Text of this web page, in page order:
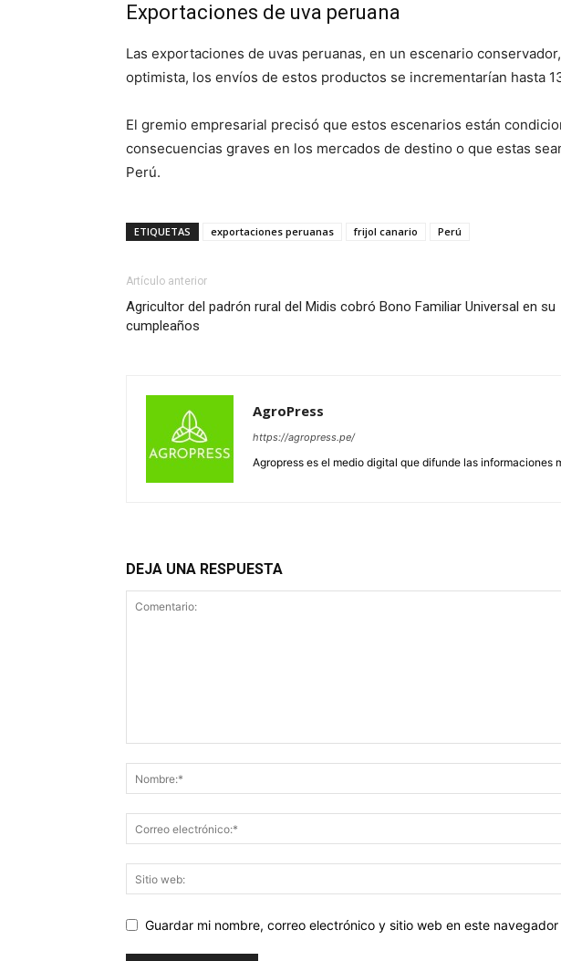
Exportaciones de uva peruana
Las exportaciones de uvas peruanas, en un escenario
optimista, los envíos de estos productos se incrementarían hasta
El gremio empresarial precisó que estos escenarios están
consecuencias graves en los mercados de destino o que estas
Perú.
ETIQUETAS exportaciones peruanas frijol canario Perú
Artículo anterior
Agricultor del padrón rural del Midis cobró Bono Familiar Universal en su
cumpleaños
AgroPress
https://agropress.pe/
Agropress es el medio digital que difunde las informaciones
DEJA UNA RESPUESTA
Guardar mi nombre, correo electrónico y sitio web en este